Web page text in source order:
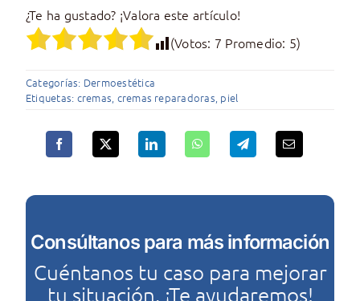
¿Te ha gustado? ¡Valora este artículo!
(Votos: 7 Promedio: 5)
Categorías: Dermoestética
Etiquetas: cremas, cremas reparadoras, piel
Consúltanos para más información
Cuéntanos tu caso para mejorar
tu situación. ¡Te ayudaremos!